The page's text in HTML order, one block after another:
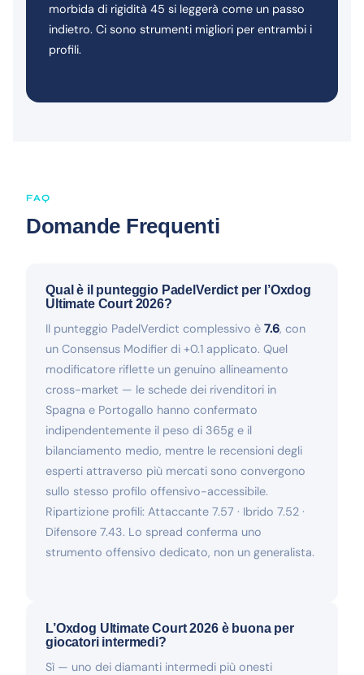
morbida di rigidità 45 si leggerà come un passo
indietro. Ci sono strumenti migliori per entrambi i
profili.
FAQ
Domande Frequenti
Qual è il punteggio PadelVerdict per l’Oxdog
Ultimate Court 2026?
Il punteggio PadelVerdict complessivo è 7.6, con
un Consensus Modifier di +0.1 applicato. Quel
modificatore riflette un genuino allineamento
cross-market — le schede dei rivenditori in
Spagna e Portogallo hanno confermato
indipendentemente il peso di 365g e il
bilanciamento medio, mentre le recensioni degli
esperti attraverso più mercati sono convergono
sullo stesso profilo offensivo-accessibile.
Ripartizione profili: Attaccante 7.57 · Ibrido 7.52 ·
Difensore 7.43. Lo spread conferma uno
strumento offensivo dedicato, non un generalista.
L’Oxdog Ultimate Court 2026 è buona per
giocatori intermedi?
Sì — uno dei diamanti intermedi più onesti